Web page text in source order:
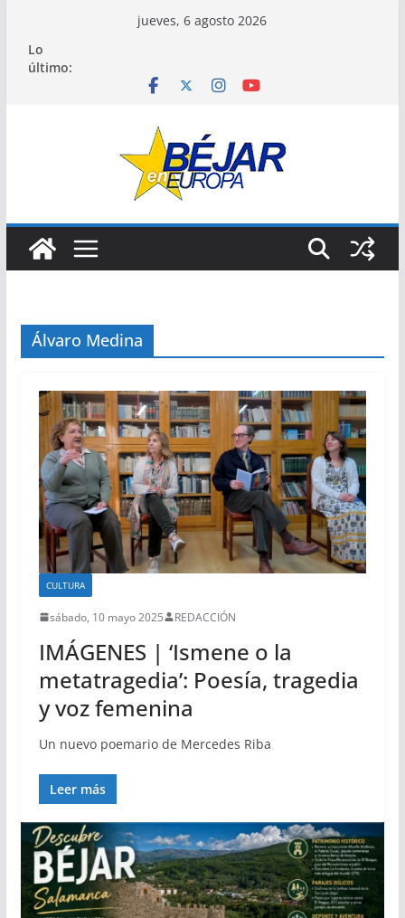
contenido
jueves, 6 agosto 2026
Lo
último:
Álvaro Medina
CULTURA
sábado, 10 mayo 2025 REDACCIÓN
IMÁGENES | ‘Ismene o la
metatragedia’: Poesía, tragedia
y voz femenina
Un nuevo poemario de Mercedes Riba
Leer más